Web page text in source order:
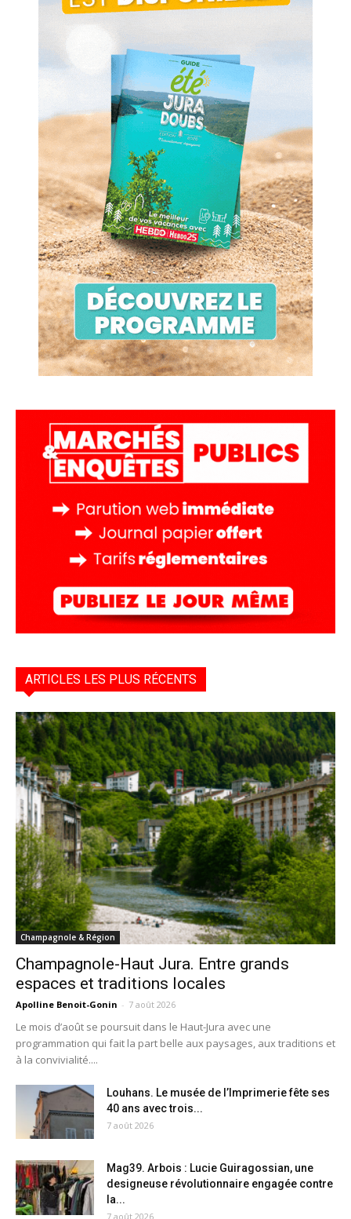
ARTICLES LES PLUS RÉCENTS
Champagnole & Région
Champagnole-Haut Jura. Entre grands
espaces et traditions locales
Apolline Benoit-Gonin - 7 août 2026
Le mois d’août se poursuit dans le Haut-Jura avec une
programmation qui fait la part belle aux paysages, aux traditions et
à la convivialité....
Louhans. Le musée de l’Imprimerie fête ses
40 ans avec trois...
7 août 2026
Mag39. Arbois : Lucie Guiragossian, une
designeuse révolutionnaire engagée contre
la...
7 août 2026